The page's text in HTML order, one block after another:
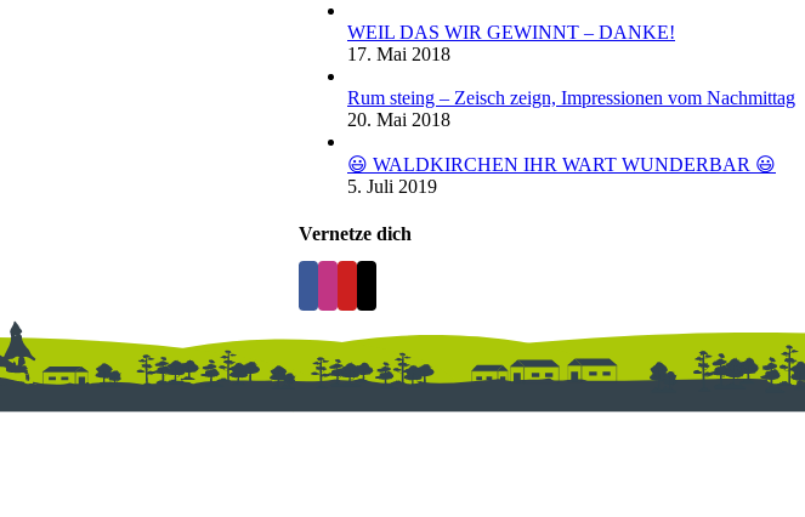
WEIL DAS WIR GEWINNT – DANKE!
17. Mai 2018
Rum steing – Zeisch zeign, Impressionen vom Nachmittag
20. Mai 2018
😃 WALDKIRCHEN IHR WART WUNDERBAR 😃
5. Juli 2019
Vernetze dich